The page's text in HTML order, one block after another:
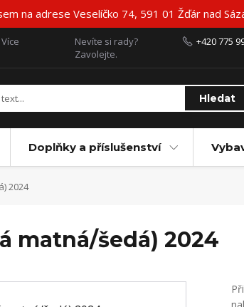
na adrese Veselíčko 74, 591 01 Žďár nad
Více
Hledat
Nevíte si rady?
Zavolejte.
+420 775
Doplňky a příslušenství
2024
matná/šedá) 2024